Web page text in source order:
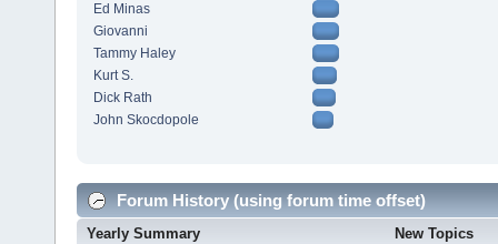
Ed Minas
Giovanni
Tammy Haley
Kurt S.
Dick Rath
John Skocdopole
Forum History (using forum time offset)
Yearly Summary New Topics